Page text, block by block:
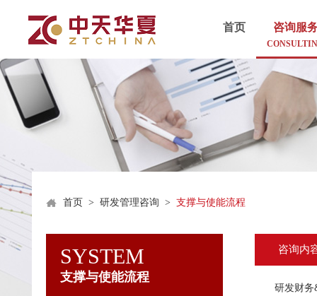
首页 咨询服
首页 > 研发管理咨询 > 支撑与使能流程
SYSTEM
支撑与使能流程
咨询内
研发财务&